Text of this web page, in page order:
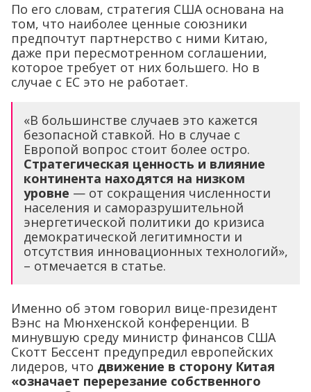
По его словам, стратегия США основана на
том, что наиболее ценные союзники
предпочтут партнерство с ними Китаю,
даже при пересмотренном соглашении,
которое требует от них большего. Но в
случае с ЕС это не работает.
«В большинстве случаев это кажется
безопасной ставкой. Но в случае с
Европой вопрос стоит более остро.
Стратегическая ценность и влияние
континента находятся на низком
уровне — от сокращения численности
населения и саморазрушительной
энергетической политики до кризиса
демократической легитимности и
отсутствия инновационных технологий»,
– отмечается в статье.
Именно об этом говорил вице-президент
Вэнс на Мюнхенской конференции. В
минувшую среду министр финансов США
Скотт Бессент предупредил европейских
лидеров, что движение в сторону Китая
«означает перерезание собственного